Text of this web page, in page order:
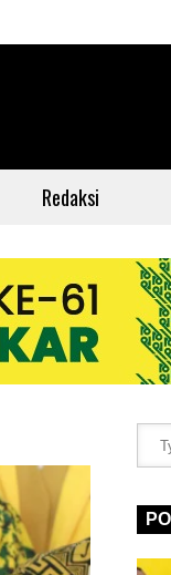
Redaksi